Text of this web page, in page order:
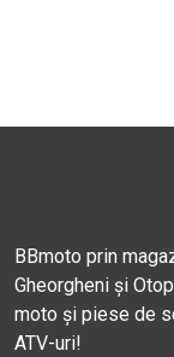
BBmoto prin
Gheorgheni și
moto și piese de
ATV-uri!